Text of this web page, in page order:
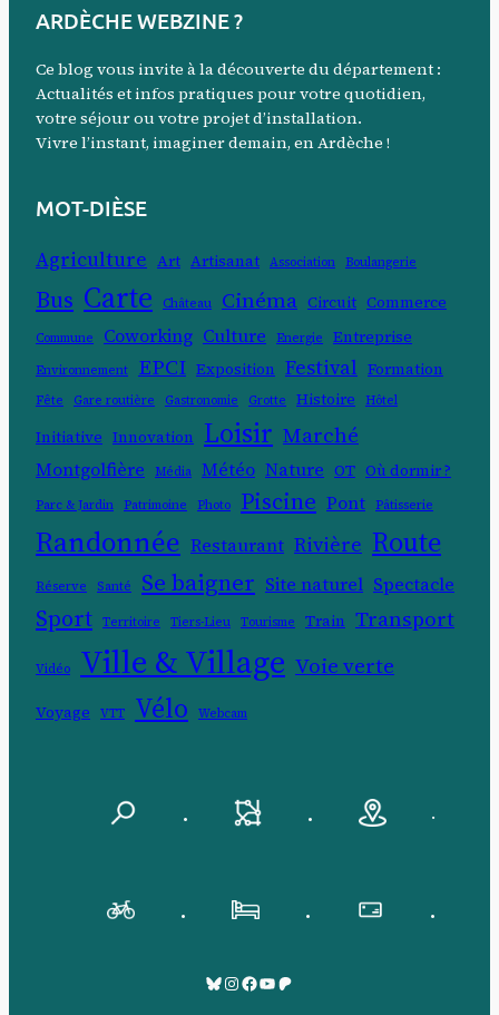
c
h
e
r
c
e
ARDÈCHE WEBZINE ?
Ce blog vous invite à la découverte du département :
Actualités et infos pratiques pour votre quotidien,
votre séjour ou votre projet d’installation.
Vivre l’instant, imaginer demain, en Ardèche !
MOT-DIÈSE
Agriculture Art Artisanat Association Boulangerie
Bus Carte Château Cinéma Circuit Commerce
Commune Coworking Culture Energie Entreprise
Environnement EPCI Exposition Festival Formation
Fête Gare routière Gastronomie Grotte Histoire Hôtel
Initiative Innovation Loisir Marché
Montgolfière Média Météo Nature OT Où dormir ?
Parc & Jardin Patrimoine Photo Piscine Pont Pâtisserie
Randonnée Restaurant Rivière Route
Réserve Santé Se baigner Site naturel Spectacle
Sport Territoire Tiers-Lieu Tourisme Train Transport
Vidéo Ville & Village Voie verte
Voyage VTT Vélo Webcam
. . .
. . .
Bluesky
Pinksky
Facebook
YouTube
Patreon